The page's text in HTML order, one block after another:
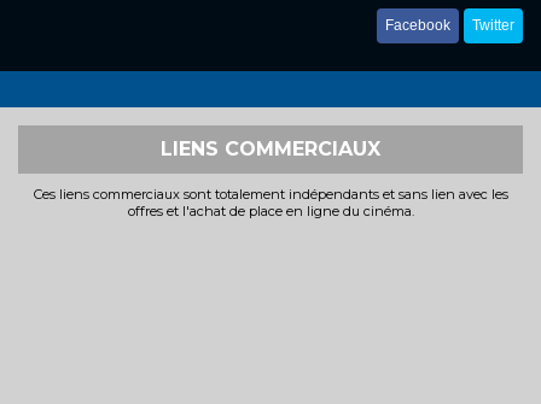
Facebook Twitter
LIENS COMMERCIAUX
Ces liens commerciaux sont totalement indépendants et sans lien avec les
offres et l'achat de place en ligne du cinéma.